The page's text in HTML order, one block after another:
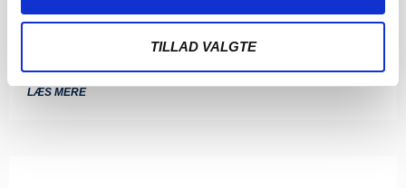
TILLAD VALGTE
8. AUGUST 2026
Sønderjyske Fodbold har med omgående virkning solgt
LÆS MERE